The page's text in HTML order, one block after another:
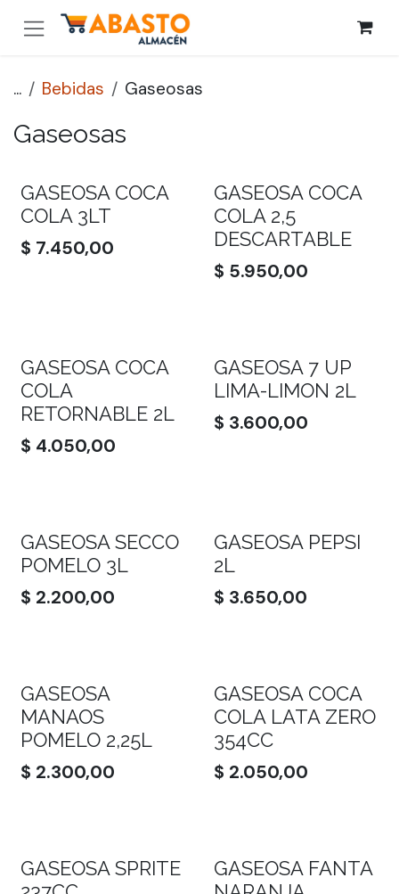
Ir al contenido
... Bebidas Gaseosas
Gaseosas
GASEOSA COCA
COLA 3LT
$ 7.450,00
GASEOSA COCA
COLA 2,5
DESCARTABLE
$ 5.950,00
GASEOSA COCA
COLA
RETORNABLE 2L
$ 4.050,00
GASEOSA 7 UP
LIMA-LIMON 2L
$ 3.600,00
GASEOSA SECCO
POMELO 3L
$ 2.200,00
GASEOSA PEPSI
2L
$ 3.650,00
GASEOSA
MANAOS
POMELO 2,25L
$ 2.300,00
GASEOSA COCA
COLA LATA ZERO
354CC
$ 2.050,00
GASEOSA SPRITE
GASEOSA FANTA